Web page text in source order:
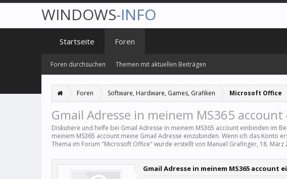
Foren Software, Hardware, Games, Grafiken Microsoft Office
Gmail Adresse in meinem MS365
Diskutiere und helfe bei Gmail Adresse in meinem MS365 account einbinden im
meinem MS365 account meine Gmail Adresse einzubinden. Wenn ich das Konto
Thema im Forum "Microsoft Office" wurde erstellt von Manuel Grafinger, 18. März
Gmail Adresse in meinem MS365 account
WINDOWS-INFO
Startseite Foren
Foren durchsuchen Themen mit aktuellen Beiträgen